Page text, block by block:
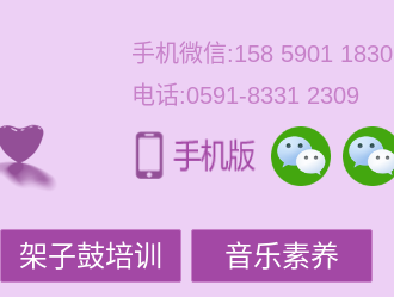
手机微信:158 5901 1830
电话:0591-8331 2309
架子鼓培训 音乐素养